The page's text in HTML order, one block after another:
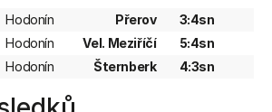
Hodonín Přerov
3:4sn
Hodonín Vel. Meziříčí
5:4sn
Hodonín Šternberk 4:3sn